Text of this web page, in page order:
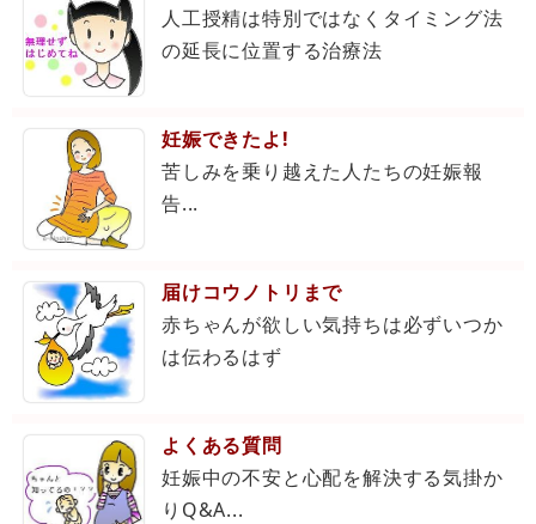
人工授精は特別ではなくタイミング法
の延長に位置する治療法
妊娠できたよ!
苦しみを乗り越えた人たちの妊娠報
告...
届けコウノトリまで
赤ちゃんが欲しい気持ちは必ずいつか
は伝わるはず
よくある質問
妊娠中の不安と心配を解決する気掛か
りQ&A...